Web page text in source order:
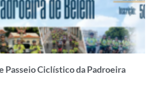
Passeio Ciclístico da Padroeira